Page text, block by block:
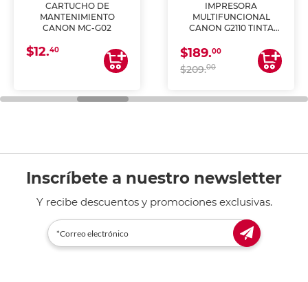
CARTUCHO DE
MANTENIMIENTO
CANON MC-G02
$12.40
IMPRESORA
MULTIFUNCIONAL
CANON G2110 TINTA
$189.00
$209.00
Inscríbete a nuestro newsletter
Y recibe descuentos y promociones exclusivas.